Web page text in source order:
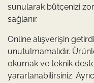
sunularak bütçenizi
sağlanır.
Online alışverişin
unutulmamalıdır.
okumak ve teknik
yararlanabilirsiniz.